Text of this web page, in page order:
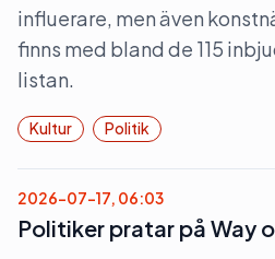
influerare, men även
finns med bland de 115
listan.
Kultur Politik
2026-07-17, 06:03
Politiker pratar på Way